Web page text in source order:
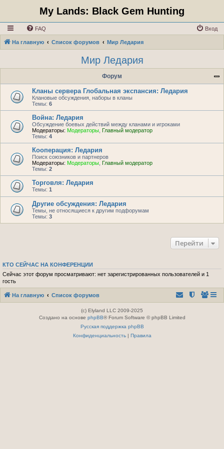
My Lands: Black Gem Hunting
FAQ Вход
На главную Список форумов Мир Ледария
Мир Ледария
Форум
Кланы сервера Глобальная экспансия: Ледария
Клановые обсуждения, наборы в кланы
Темы: 6
Война: Ледария
Обсуждение боевых действий между кланами и игроками
Модераторы: Модераторы Главный модератор
Темы: 4
Кооперация: Ледария
Поиск союзников и партнеров
Модераторы: Модераторы Главный модератор
Темы: 2
Торговля: Ледария
Темы: 1
Другие обсуждения: Ледария
Темы, не относящиеся к другим подфорумам
Темы: 3
Перейти
КТО СЕЙЧАС НА КОНФЕРЕНЦИИ
Сейчас этот форум просматривают: нет зарегистрированных пользователей и 1
гость
На главную Список форумов
(c) Elyland LLC 2009-2025
Создано на основе phpBB® Forum Software © phpBB Limited
Русская поддержка phpBB
Конфиденциальность| Правила